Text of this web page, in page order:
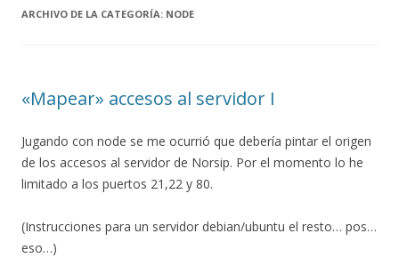
ARCHIVO DE LA CATEGORÍA: NODE
«Mapear» accesos al servidor I
Jugando con node se me ocurrió que debería pintar el origen
de los accesos al servidor de Norsip. Por el momento lo he
limitado a los puertos 21,22 y 80.
(Instrucciones para un servidor debian/ubuntu el resto… pos…
eso…)